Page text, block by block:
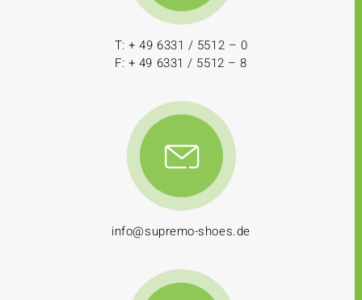
T: + 49 6331 / 5512 – 0
F: + 49 6331 / 5512 – 8
info@supremo-shoes.de